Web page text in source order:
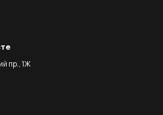
пр., 1Ж